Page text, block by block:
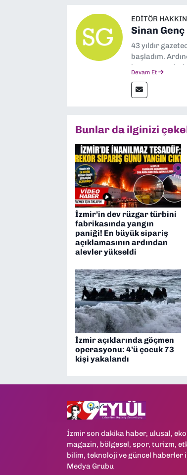
EDITÖR
Sinan Genç
43 yıldır
başladım.
boyunca
anda Dokuz
Devam Et
Bunlar da ilginizi
İzmir’in dev rüzgar türbini
fabrikasında yangın
paniği! En büyük sipariş
açıklamasının ardından
alevler yükseldi
İzmir açıklarında göçmen
operasyonu: 4’ü çocuk 73
kişi yakalandı
İzmir son dakika haber, ulusal,
magazin, bölgesel, spor, turizm,
bilim, teknoloji ve güncel haberler
Medya Grubu